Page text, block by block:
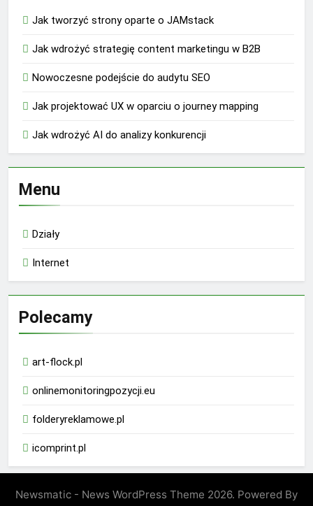
Jak tworzyć strony oparte o JAMstack
Jak wdrożyć strategię content marketingu w B2B
Nowoczesne podejście do audytu SEO
Jak projektować UX w oparciu o journey mapping
Jak wdrożyć AI do analizy konkurencji
Menu
Działy
Internet
Polecamy
art-flock.pl
onlinemonitoringpozycji.eu
folderyreklamowe.pl
icomprint.pl
Newsmatic - News WordPress Theme 2026. Powered By